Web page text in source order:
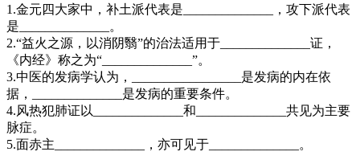
1.金元四大家中，补土派代表是______________，攻下派代表
是______________。
2.“益火之源，以消阴翳”的治法适用于______________证，
《内经》称之为“______________”。
3.中医的发病学认为，_________________是发病的内在依
据，______________是发病的重要条件。
4.风热犯肺证以______________和______________共见为主要
脉症。
5.面赤主______________，亦可见于______________。